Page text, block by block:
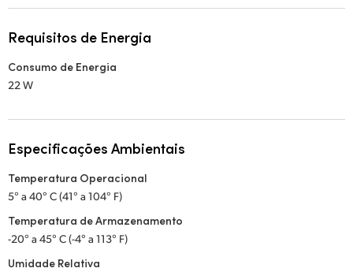
Requisitos de Energia
Consumo de Energia
22 W
Especificações Ambientais
Temperatura Operacional
5° a 40° C (41° a 104° F)
Temperatura de Armazenamento
-20° a 45° C (-4° a 113° F)
Umidade Relativa